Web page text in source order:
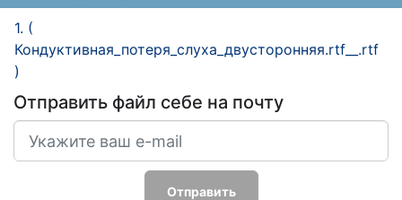
1. (
Кондуктивная_потеря_слуха_двусторонняя.rtf__.rtf
)
Отправить файл себе на почту
Отправить